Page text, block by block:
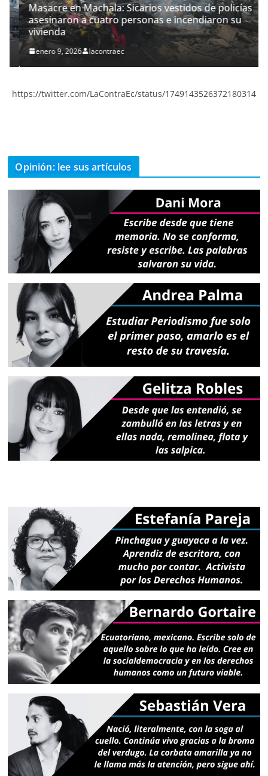
Masacre en Machala: Sicarios vestidos de policías
asesinaron a cuatro personas e incendiaron su
vivienda
enero 9, 2026 lacontraec
https://twitter.com/LaContraEc/status/1749143526372180314
Opinión: lee sus artículos